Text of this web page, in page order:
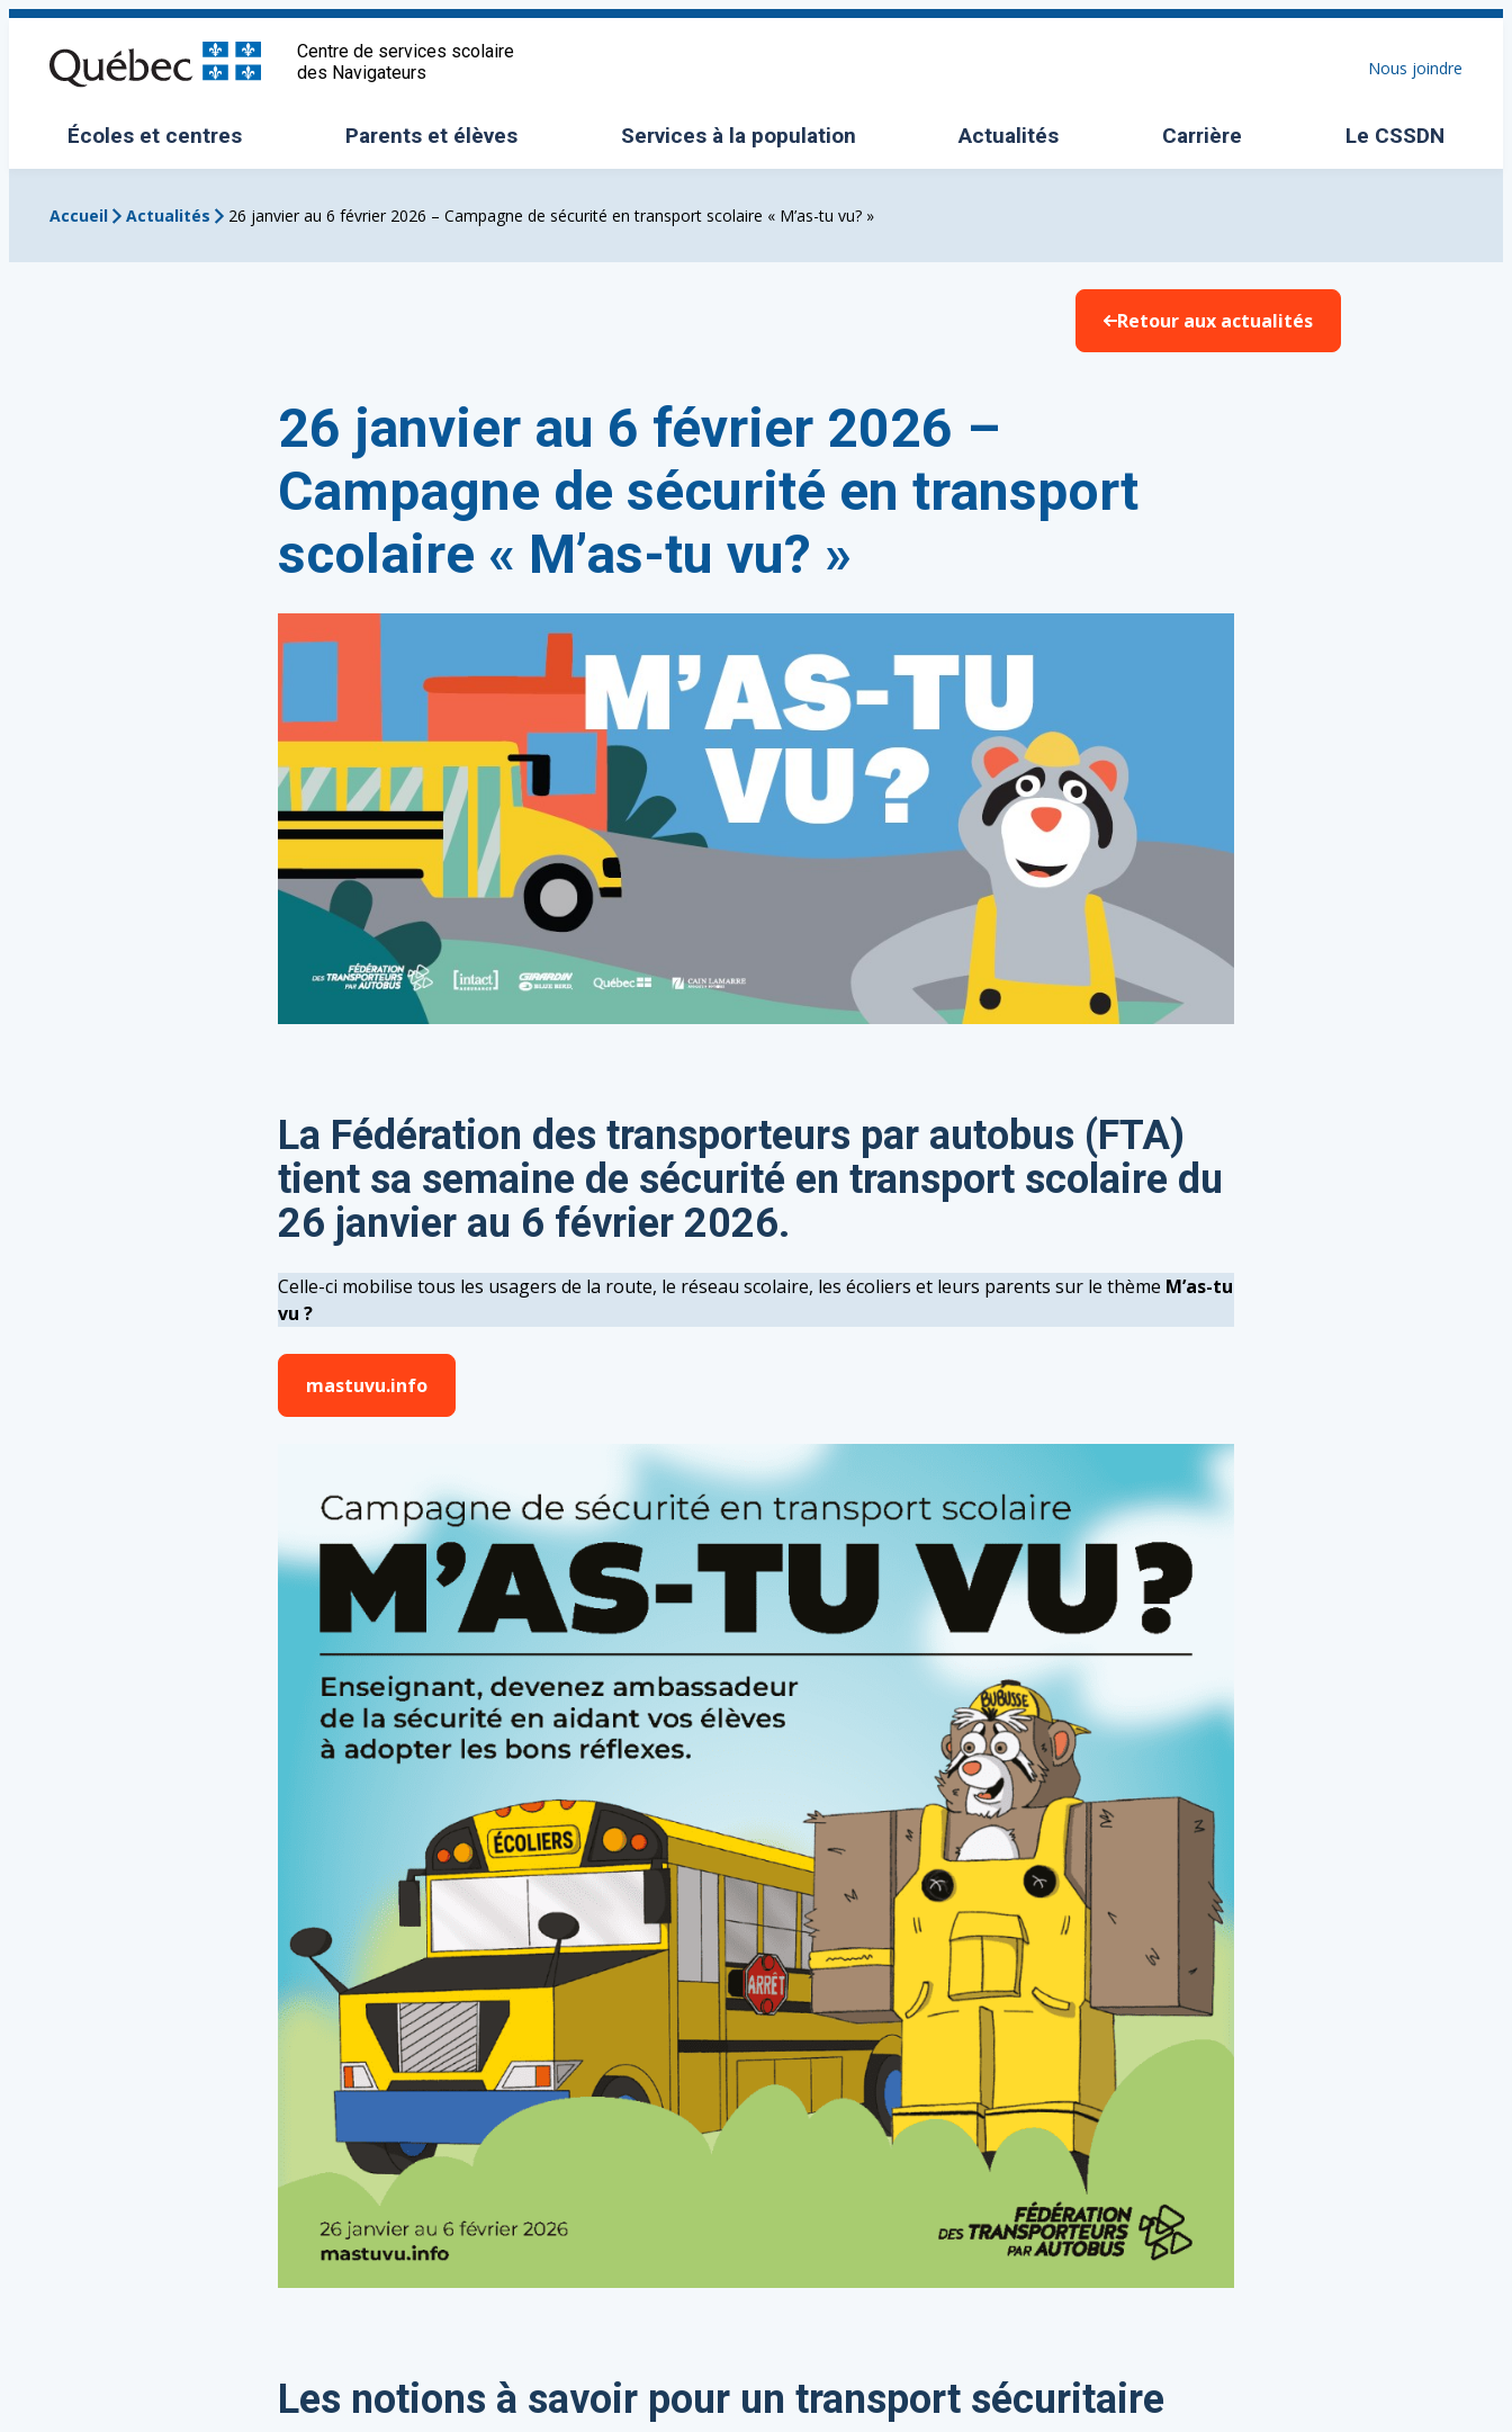
Aller
contenu
Centre de services scolaire
des Navigateurs
Nous joindre
Écoles et centres
Ouvrir/Fermer le sous-menu Parents et élèves
Ouvrir/Fermer le sous-menuServices à la population
Ouvrir/Fermer le sous-menu Actualités Carrière Le CSSDN
Ouvrir/Fermer
Accueil Actualités 26 janvier au 6 février 2026 – Campagne de sécurité en transport scolaire « M’as-tu vu? »
Retour aux actualités
26 janvier au 6 février 2026 –
Campagne de sécurité en transport
scolaire « M’as-tu vu? »
La Fédération des transporteurs par autobus (FTA)
tient sa semaine de sécurité en transport scolaire du
26 janvier au 6 février 2026.
Celle-ci mobilise tous les usagers de la route, le réseau scolaire, les écoliers et leurs parents sur le thème M’as-tu
vu ?
mastuvu.info
Les notions à savoir pour un transport sécuritaire